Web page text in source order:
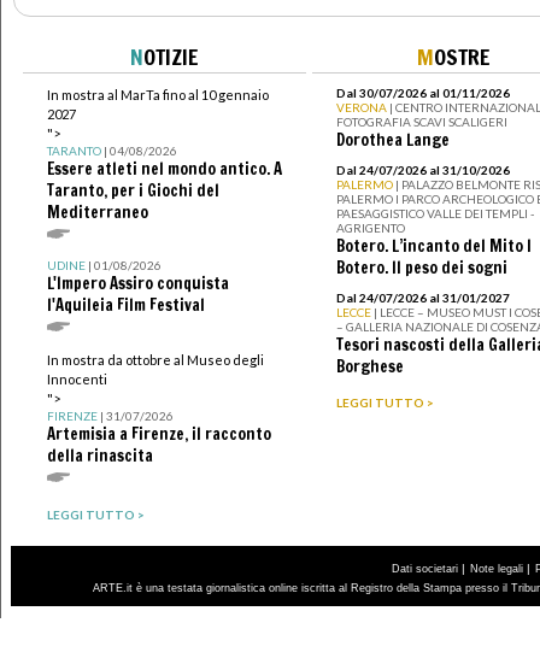
NOTIZIE
In mostra al MarTa fino al 10 gennaio
2027
">
TARANTO| 04/08/2026
Essere atleti nel mondo antico. A
Taranto, per i Giochi del
Mediterraneo
UDINE| 01/08/2026
L'Impero Assiro conquista
l'Aquileia Film Festival
In mostra da ottobre al Museo degli
Innocenti
">
FIRENZE| 31/07/2026
Artemisia a Firenze, il racconto
della rinascita
LEGGI TUTTO >
MOSTRE
Dal 30/07/2026 al 01/11/2026
VERONA | CENTRO
FOTOGRAFIA SCAVI SCALIGERI
Dorothea Lange
Dal 24/07/2026 al 31/10/2026
PALERMO | PALAZZO BELMONTE
PALERMO I PARCO ARCHEOLOGICO
PAESAGGISTICO VALLE DEI TEMPLI -
AGRIGENTO
Botero. L’incanto del Mito I
Botero. Il peso dei sogni
Dal 24/07/2026 al 31/01/2027
LECCE | LECCE – MUSEO MUST I
– GALLERIA NAZIONALE DI
Tesori nascosti della
Borghese
LEGGI TUTTO >
Dati societari | Note legali |
ARTE.it è una testata giornalistica online iscritta al Registro della Stampa presso il